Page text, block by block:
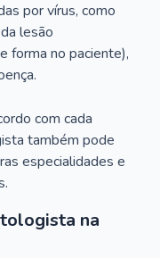
por vírus, como
lesão
forma no paciente),
com cada
também pode
especialidades e
na